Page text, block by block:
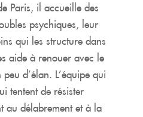
Paris, il accueille des
psychiques, leur
qui les structure dans
aide à renouer avec le
d’élan. L’équipe qui
tentent de résister
au délabrement et à la